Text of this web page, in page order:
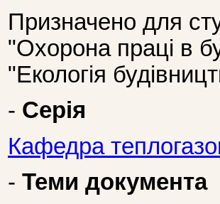
Призначено для
"Охорона праці в
"Екологія
- Серія
Кафедра
- Теми документа